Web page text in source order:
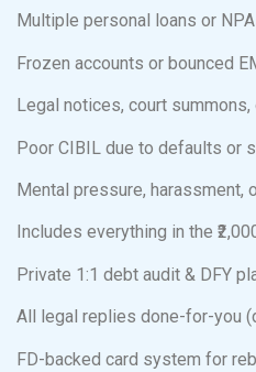
Multiple personal loans or
Frozen accounts or bounced
Legal notices, court
Poor CIBIL due to defaults or
Mental pressure, harassment,
Includes everything in the
Private 1:1 debt audit & DFY
All legal replies done-for-you
FD-backed card system for